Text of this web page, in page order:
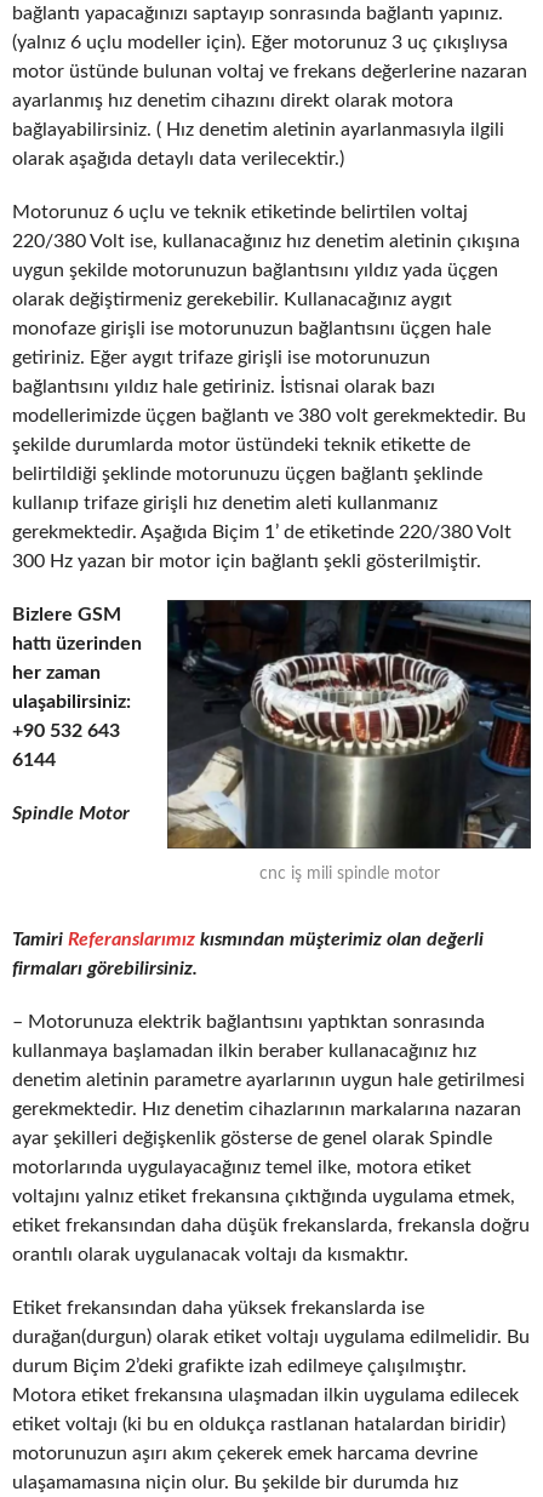
bağlantı yapacağınızı saptayıp sonrasında bağlantı yapınız.
(yalnız 6 uçlu modeller için). Eğer motorunuz 3 uç çıkışlıysa
motor üstünde bulunan voltaj ve frekans değerlerine nazaran
ayarlanmış hız denetim cihazını direkt olarak motora
bağlayabilirsiniz. ( Hız denetim aletinin ayarlanmasıyla ilgili
olarak aşağıda detaylı data verilecektir.)
Motorunuz 6 uçlu ve teknik etiketinde belirtilen voltaj
220/380 Volt ise, kullanacağınız hız denetim aletinin çıkışına
uygun şekilde motorunuzun bağlantısını yıldız yada üçgen
olarak değiştirmeniz gerekebilir. Kullanacağınız aygıt
monofaze girişli ise motorunuzun bağlantısını üçgen hale
getiriniz. Eğer aygıt trifaze girişli ise motorunuzun
bağlantısını yıldız hale getiriniz. İstisnai olarak bazı
modellerimizde üçgen bağlantı ve 380 volt gerekmektedir. Bu
şekilde durumlarda motor üstündeki teknik etikette de
belirtildiği şeklinde motorunuzu üçgen bağlantı şeklinde
kullanıp trifaze girişli hız denetim aleti kullanmanız
gerekmektedir. Aşağıda Biçim 1’ de etiketinde 220/380 Volt
300 Hz yazan bir motor için bağlantı şekli gösterilmiştir.
cnc iş mili spindle motor
Bizlere GSM
hattı üzerinden
her zaman
ulaşabilirsiniz:
+90 532 643
6144
Spindle Motor
Tamiri Referanslarımız kısmından müşterimiz olan değerli
firmaları görebilirsiniz.
– Motorunuza elektrik bağlantısını yaptıktan sonrasında
kullanmaya başlamadan ilkin beraber kullanacağınız hız
denetim aletinin parametre ayarlarının uygun hale getirilmesi
gerekmektedir. Hız denetim cihazlarının markalarına nazaran
ayar şekilleri değişkenlik gösterse de genel olarak Spindle
motorlarında uygulayacağınız temel ilke, motora etiket
voltajını yalnız etiket frekansına çıktığında uygulama etmek,
etiket frekansından daha düşük frekanslarda, frekansla doğru
orantılı olarak uygulanacak voltajı da kısmaktır.
Etiket frekansından daha yüksek frekanslarda ise
durağan(durgun) olarak etiket voltajı uygulama edilmelidir. Bu
durum Biçim 2’deki grafikte izah edilmeye çalışılmıştır.
Motora etiket frekansına ulaşmadan ilkin uygulama edilecek
etiket voltajı (ki bu en oldukça rastlanan hatalardan biridir)
motorunuzun aşırı akım çekerek emek harcama devrine
ulaşamamasına niçin olur. Bu şekilde bir durumda hız